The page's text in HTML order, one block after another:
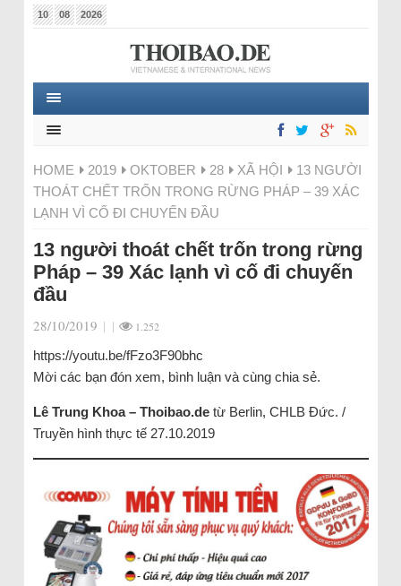
10 08 2026
HOME 2019 OKTOBER 28 XÃ HỘI
13 NGƯỜI
THOÁT CHẾT TRỐN TRONG RỪNG PHÁP – 39 XÁC
LẠNH VÌ CỐ ĐI CHUYẾN ĐẦU
13 người thoát chết trốn trong rừng
Pháp – 39 Xác lạnh vì cố đi chuyến
đầu
28/10/2019 | | 1.252
https://youtu.be/fFzo3F90bhc
Mời các bạn đón xem, bình luận và cùng chia sẻ.
Lê Trung Khoa – Thoibao.detừ Berlin, CHLB Đức. /
Truyền hình thực tế 27.10.2019